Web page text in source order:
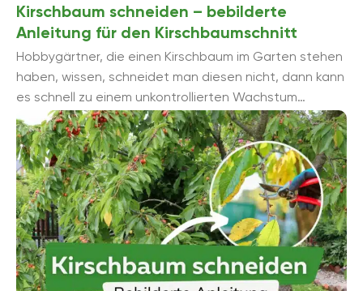
Kirschbaum schneiden – bebilderte
Anleitung für den Kirschbaumschnitt
Hobbygärtner, die einen Kirschbaum im Garten stehen
haben, wissen, schneidet man diesen nicht, dann kann
es schnell zu einem unkontrollierten Wachstum
kommen. Da Kirschbäume von Innen zum Verkahlen ...